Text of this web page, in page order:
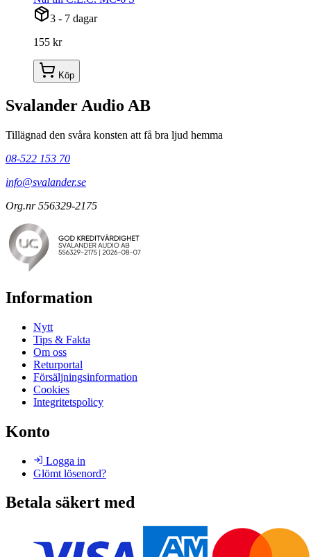
3 - 7 dagar
155 kr
Köp
Svalander Audio AB
Tillägnad den svåra konsten att få bra ljud hemma
08-522 153 70
info@svalander.se
Org.nr 556329-2175
Information
Nytt
Tips & Fakta
Om oss
Returportal
Försäljningsinformation
Cookies
Integritetspolicy
Konto
Logga in
Glömt lösenord?
Betala säkert med